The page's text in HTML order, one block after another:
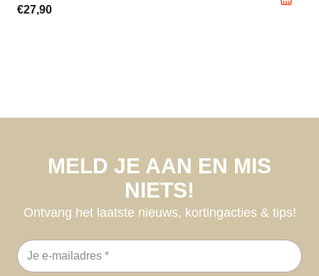
€27,90
MELD JE AAN EN MIS
NIETS!
Ontvang het laatste nieuws, kortingacties & tips!
E-
mailadres